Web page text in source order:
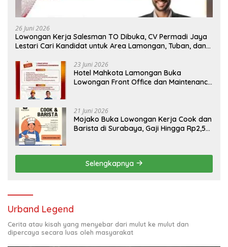
26 Juni 2026
Lowongan Kerja Salesman TO Dibuka, CV Permadi Jaya
Lestari Cari Kandidat untuk Area Lamongan, Tuban, dan
23 Juni 2026
Hotel Mahkota Lamongan Buka
Lowongan Front Office dan Maintenance
21 Juni 2026
Mojako Buka Lowongan Kerja Cook dan
Barista di Surabaya, Gaji Hingga Rp2,5
Selengkapnya
Urband Legend
Cerita atau kisah yang menyebar dari mulut ke mulut dan
dipercaya secara luas oleh masyarakat